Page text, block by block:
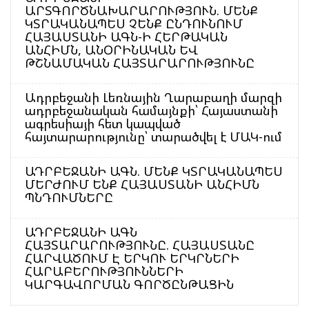
ԱՐՏԳՈՐԾՆԱԽԱՐԱՐՈՒԹՅՈՒՆ. ՄԵՆՔ
ԿՏՐԱԿԱՆԱՊԵՍ ՉԵՆՔ ԸՆԴՈՒՆՈՒՄ
ՀԱՅԱՍՏԱՆԻ ԱԳՆ-Ի ՀԵՐԹԱԿԱՆ
ԱՆՀԻՄՆ, ԱՆՕՐԻՆԱԿԱՆ ԵՎ
ԹՇՆԱՄԱԿԱՆ ՀԱՅՏԱՐԱՐՈՒԹՅՈՒՆԸ
Ադրբեջանի Լեռնային Ղարաբաղի մարզի
ադրբեջանական համայնքի՝ Հայաստանի
ագրեսիայի հետ կապված
հայտարարությունը՝ տարածվել է ՄԱԿ-ում
ԱԴՐԲԵՋԱՆԻ ԱԳՆ. ՄԵՆՔ ԿՏՐԱԿԱՆԱՊԵՍ
ՄԵՐԺՈՒՄ ԵՆՔ ՀԱՅԱՍՏԱՆԻ ԱՆՀԻՄՆ
ՊՆԴՈՒՄՆԵՐԸ
ԱԴՐԲԵՋԱՆԻ ԱԳՆ
ՀԱՅՏԱՐԱՐՈՒԹՅՈՒՆԸ. ՀԱՅԱՍՏԱՆԸ
ՀԱՐՎԱԾՈՒՄ Է ԵՐԿՈՒ ԵՐԿՐՆԵՐԻ
ՀԱՐԱԲԵՐՈՒԹՅՈՒՆՆԵՐԻ
ԿԱՐԳԱՎՈՐՄԱՆ ԳՈՐԾԸՆԹԱՑԻՆ